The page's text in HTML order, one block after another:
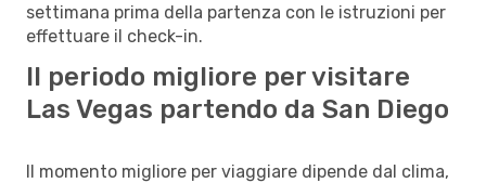
settimana prima della partenza con le istruzioni per
effettuare il check-in.
Il periodo migliore per visitare
Las Vegas partendo da San Diego
Il momento migliore per viaggiare dipende dal clima,